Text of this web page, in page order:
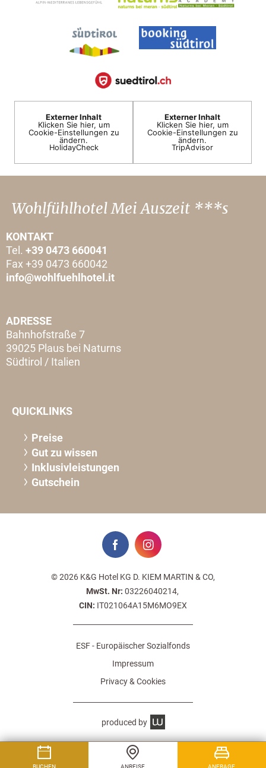
Externer Inhalt
Klicken Sie hier, um
Cookie-Einstellungen zu
ändern.
HolidayCheck
Externer Inhalt
Klicken Sie hier, um
Cookie-Einstellungen zu
ändern.
TripAdvisor
Wohlfühlhotel Mei Auszeit ***s
KONTAKT
Tel. +39 0473 660041
Fax +39 0473 660042
info@wohlfuehlhotel.it
ADRESSE
Bahnhofstraße 7
39025 Plaus bei Naturns
Südtirol / Italien
QUICKLINKS
Preise
Gut zu wissen
Inklusivleistungen
Gutschein
© 2026 K&G Hotel KG D. KIEM MARTIN & CO,
MwSt. Nr: 03226040214,
CIN: IT021064A15M6MO9EX
ESF - Europäischer Sozialfonds
Impressum
Privacy & Cookies
produced by
BUCHEN ANREISE ANFRAGE